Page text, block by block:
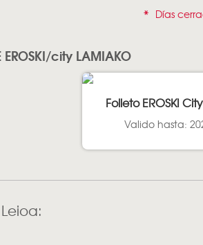
* Días
EROSKI/city LAMIAKO
Folleto EROSKI
Valido hasta: